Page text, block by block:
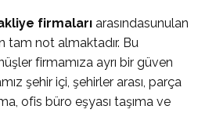
firmaları arasındasunulan
tam not almaktadır. Bu
firmamıza ayrı bir güven
şehir içi, şehirler arası, parça
ofis büro eşyası taşıma ve